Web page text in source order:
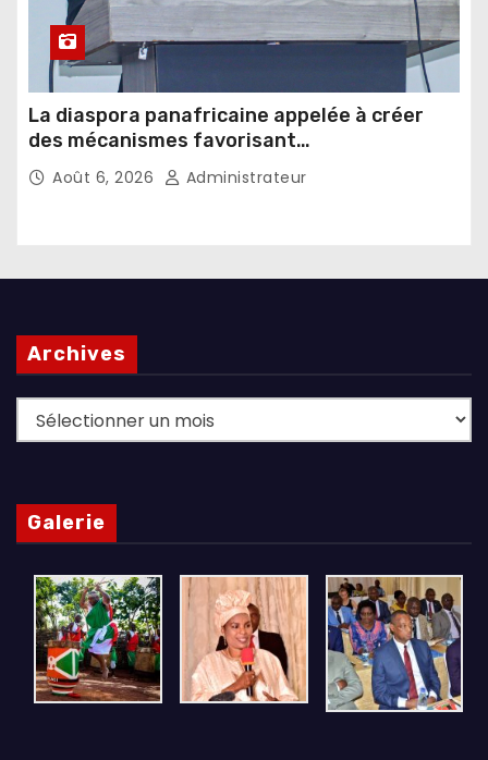
La diaspora panafricaine appelée à créer
des mécanismes favorisant
l’investissement dans les pays d’origine
Août 6, 2026 Administrateur
Archives
Archives
Galerie